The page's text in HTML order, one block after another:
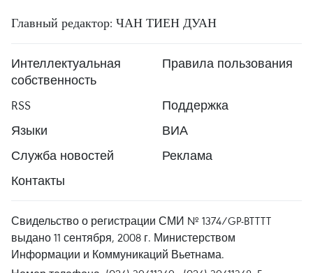
Главный редактор: ЧАН ТИЕН ДУАН
Интеллектуальная
собственность
Правила пользования
RSS
Поддержка
Языки
ВИА
Служба новостей
Реклама
Контакты
Свидельство о регистрации СМИ № 1374/GP-BTTTT
выдано 11 сентября, 2008 г. Министерством
Информации и Коммуникаций Вьетнама.